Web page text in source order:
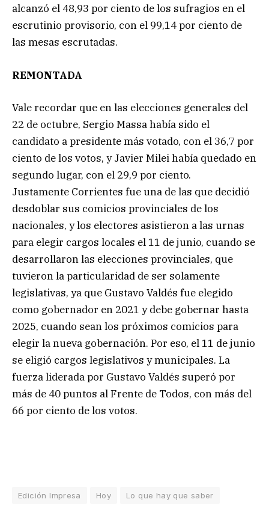
alcanzó el 48,93 por ciento de los sufragios en el
escrutinio provisorio, con el 99,14 por ciento de
las mesas escrutadas.
REMONTADA
Vale recordar que en las elecciones generales del
22 de octubre, Sergio Massa había sido el
candidato a presidente más votado, con el 36,7 por
ciento de los votos, y Javier Milei había quedado en
segundo lugar, con el 29,9 por ciento.
Justamente Corrientes fue una de las que decidió
desdoblar sus comicios provinciales de los
nacionales, y los electores asistieron a las urnas
para elegir cargos locales el 11 de junio, cuando se
desarrollaron las elecciones provinciales, que
tuvieron la particularidad de ser solamente
legislativas, ya que Gustavo Valdés fue elegido
como gobernador en 2021 y debe gobernar hasta
2025, cuando sean los próximos comicios para
elegir la nueva gobernación. Por eso, el 11 de junio
se eligió cargos legislativos y municipales. La
fuerza liderada por Gustavo Valdés superó por
más de 40 puntos al Frente de Todos, con más del
66 por ciento de los votos.
Edición Impresa Hoy Lo que hay que saber